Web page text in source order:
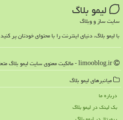
لیمو بلاگ
سایت ساز و وبلاگ
با لیمو بلاگ، دنیای اینترنت را با محتوای خودتان پر کنید
میانبرهای لیمو بلاگ
درباره ما
بک لینک در لیمو بلاگ